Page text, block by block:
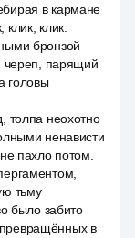
в кармане
клик.
бронзой
череп, парящий
головы
толпа неохотно
ненависти
пахло потом.
тьму
было забито
в